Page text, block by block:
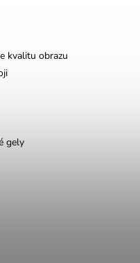
kvalitu obrazu
gely